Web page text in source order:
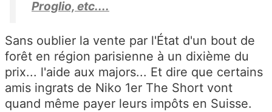
Proglio, etc....
Sans oublier la vente par l'État d'un bout de
forêt en région parisienne à un dixième du
prix... l'aide aux majors... Et dire que certains
amis ingrats de Niko 1er The Short vont
quand même payer leurs impôts en Suisse.